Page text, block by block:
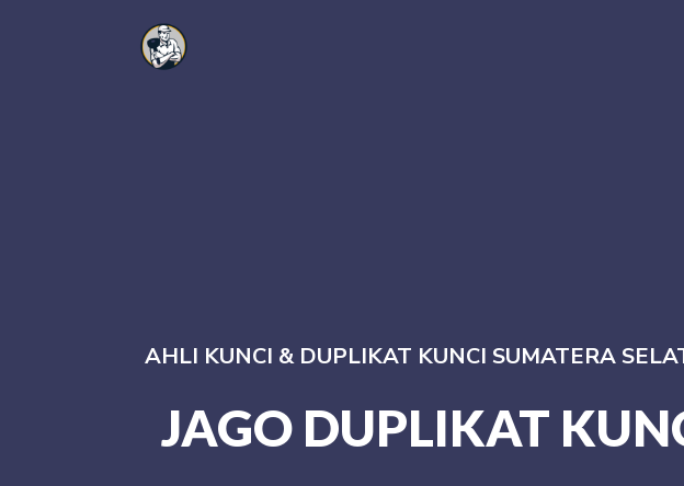
AHLI KUNCI & DUPLIKAT KUNCI SUMATERA
JAGO DUPLIKAT